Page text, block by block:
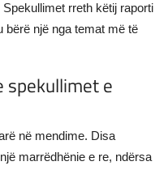
rreth këtij raporti
bërë një nga temat më të
spekullimet e
në mendime. Disa
marrëdhënie e re, ndërsa